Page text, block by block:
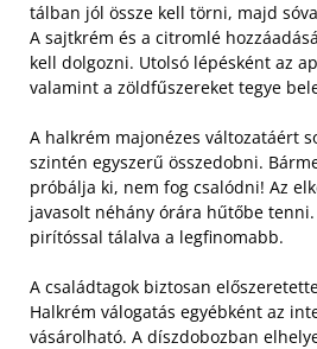
tálban jól össze kell törni, majd
A sajtkrém és a citromlé
kell dolgozni. Utolsó lépésként az
valamint a zöldfűszereket tegye
A halkrém majonézes változatáért
szintén egyszerű összedobni.
próbálja ki, nem fog csalódni! Az
javasolt néhány órára hűtőbe
pirítóssal tálalva a legfinomabb.
A családtagok biztosan
Halkrém válogatás egyébként az
vásárolható. A díszdobozban